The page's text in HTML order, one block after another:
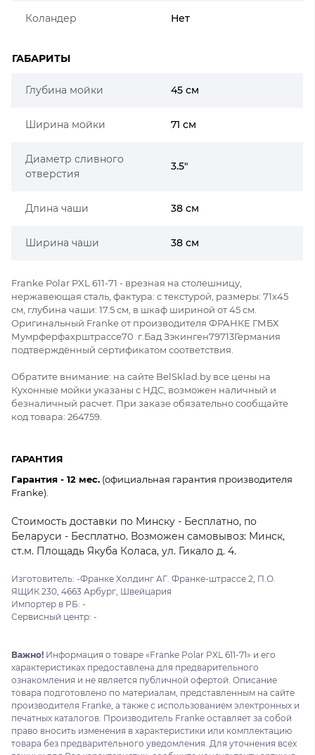
Коландер Нет
ГАБАРИТЫ
Глубина мойки 45 см
Ширина мойки 71 см
Диаметр сливного
отверстия
3.5"
Длина чаши 38 см
Ширина чаши 38 см
Franke Polar PXL 611-71 - врезная на столешницу,
нержавеющая сталь, фактура: с текстурой, размеры: 71x45
см, глубина чаши: 17.5 см, в шкаф шириной от 45 см.
Оригинальный Franke от производителя ФРАНКЕ ГМБХ
Мумрферфахрштрассе70 г.Бад Зэкинген79713Германия
подтверждённый сертификатом соответствия.
Обратите внимание: на сайте BelSklad.by все цены на
Кухонные мойки указаны с НДС, возможен наличный и
безналичный расчет. При заказе обязательно сообщайте
код товара: 264759.
ГАРАНТИЯ
Гарантия - 12 мес. (официальная гарантия производителя
Franke).
Стоимость доставки по Минску - Бесплатно, по
Беларуси - Бесплатно. Возможен самовывоз: Минск,
ст.м. Площадь Якуба Коласа, ул. Гикало д. 4.
Изготовитель: -Франке Холдинг АГ. Франке-штрассе 2, П.О.
ЯЩИК 230, 4663 Арбург, Швейцария
Импортер в РБ: -
Сервисный центр: -
Важно! Информация о товаре «Franke Polar PXL 611-71» и его
характеристиках предоставлена для предварительного
ознакомления и не является публичной офертой. Описание
товара подготовлено по материалам, представленным на сайте
производителя Franke, а также с использованием электронных и
печатных каталогов. Производитель Franke оставляет за собой
право вносить изменения в характеристики или комплектацию
товара без предварительного уведомления. Для уточнения всех